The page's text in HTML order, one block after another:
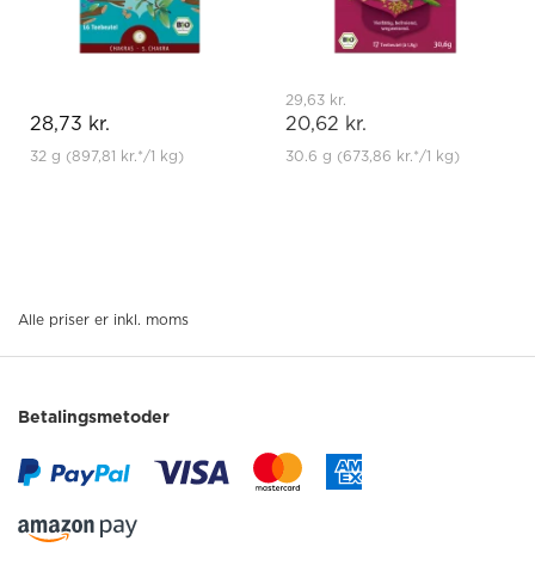
28,73 kr.
32 g (897,81 kr.*/1 kg)
29,63 kr.
20,62 kr.
30.6 g (673,86 kr.*/1 kg)
Alle priser er inkl. moms
Betalingsmetoder